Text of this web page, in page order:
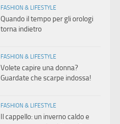
FASHION & LIFESTYLE
Quando il tempo per gli orologi
torna indietro
FASHION & LIFESTYLE
Volete capire una donna?
Guardate che scarpe indossa!
FASHION & LIFESTYLE
Il cappello: un inverno caldo e